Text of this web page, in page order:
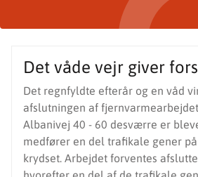
Det våde vejr giver
Det regnfyldte efterår og en våd
afslutningen af
Albanivej 40 - 60 desværre er
medfører en del trafikale gener
krydset. Arbejdet forventes